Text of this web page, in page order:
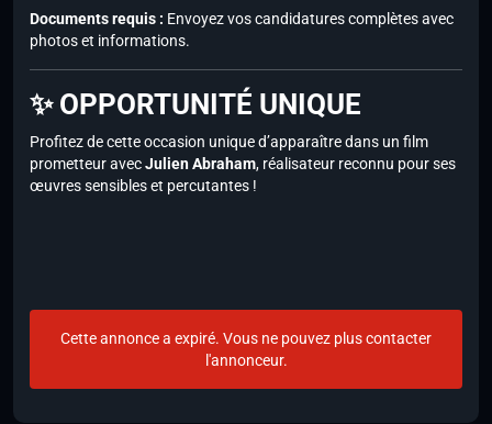
Documents requis : Envoyez vos candidatures complètes avec
photos et informations.
✨ OPPORTUNITÉ UNIQUE
Profitez de cette occasion unique d’apparaître dans un film
prometteur avecJulien Abraham, réalisateur reconnu pour ses
œuvres sensibles et percutantes !
Cette annonce a expiré. Vous ne pouvez plus contacter
l'annonceur.